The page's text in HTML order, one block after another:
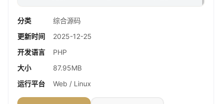
分类
综合源码
更新时间
2025-12-25
开发语言
PHP
大小
87.95MB
运行平台
Web / Linux